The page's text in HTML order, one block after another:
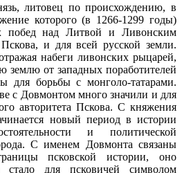
литовец по происхождению, в
которого (в 1266-1299 годы)
побед над Литвой и Ливонским
и для всей русской земли.
набеги ливонских рыцарей,
землю от западных поработителей
для борьбы с монголо-татарами.
с Довмонтом много значили и для
авторитета Пскова. С княжения
новый период в истории
и политической
С именем Довмонта связаны
псковской истории, оно
для псковичей символом